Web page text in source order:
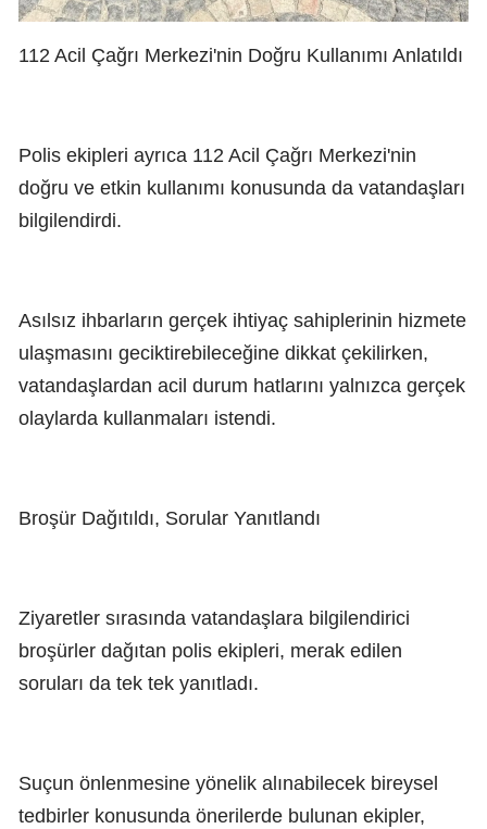
112 Acil Çağrı Merkezi'nin Doğru Kullanımı Anlatıldı
Polis ekipleri ayrıca 112 Acil Çağrı Merkezi'nin
doğru ve etkin kullanımı konusunda da vatandaşları
bilgilendirdi.
Asılsız ihbarların gerçek ihtiyaç sahiplerinin hizmete
ulaşmasını geciktirebileceğine dikkat çekilirken,
vatandaşlardan acil durum hatlarını yalnızca gerçek
olaylarda kullanmaları istendi.
Broşür Dağıtıldı, Sorular Yanıtlandı
Ziyaretler sırasında vatandaşlara bilgilendirici
broşürler dağıtan polis ekipleri, merak edilen
soruları da tek tek yanıtladı.
Suçun önlenmesine yönelik alınabilecek bireysel
tedbirler konusunda önerilerde bulunan ekipler,